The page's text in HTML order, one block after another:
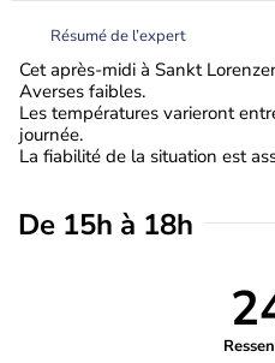
Résumé de l’expert
Cet après-midi à Sankt
Averses faibles.
Les températures varieront
journée.
La fiabilité de la situation est
De 15h à 18h